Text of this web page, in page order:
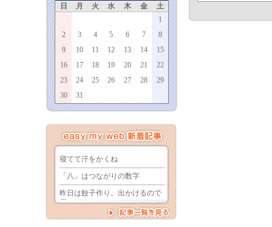
日
月 火 水 木 金
土
1
2
3 4 5 6 7
8
9
10 11 12 13 14
15
16
17 18 19 20 21
22
23
24 25 26 27 28
29
30
31